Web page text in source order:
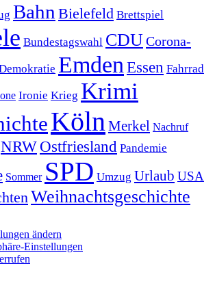
Bahn Bielefeld Brettspiel
Bundestagswahl CDUCorona-
Emden Essen Fahrrad
Ironie Krieg Krimi
KölnMerkel Nachruf
NRWOstfriesland Pandemie
Sommer SPD Umzug Urlaub USA
Weihnachtsgeschichte
ändern
Einstellungen